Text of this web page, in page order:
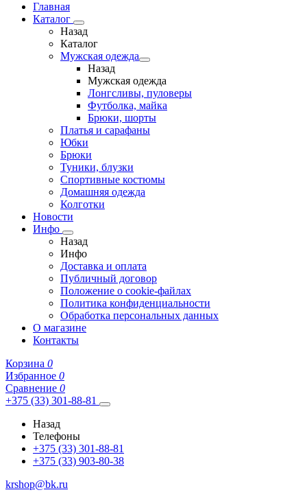
Главная
Каталог
Назад
Каталог
Мужская одежда
Назад
Мужская одежда
Лонгсливы, пуловеры
Футболка, майка
Брюки, шорты
Платья и сарафаны
Юбки
Брюки
Туники, блузки
Спортивные костюмы
Домашняя одежда
Колготки
Новости
Инфо
Назад
Инфо
Доставка и оплата
Публичный договор
Положение о cookie-файлах
Политика конфиденциальности
Обработка персональных данных
О магазине
Контакты
Корзина 0
Избранное 0
Сравнение 0
+375 (33) 301-88-81
Назад
Телефоны
+375 (33) 301-88-81
+375 (33) 903-80-38
krshop@bk.ru